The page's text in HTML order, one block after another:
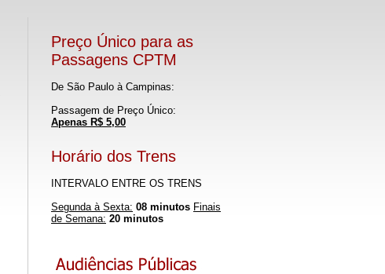
Preço Único para as
Passagens CPTM
De São Paulo à Campinas:
Passagem de Preço Único:
Apenas R$ 5,00
Horário dos Trens
INTERVALO ENTRE OS TRENS
Segunda à Sexta: 08 minutos Finais
de Semana: 20 minutos